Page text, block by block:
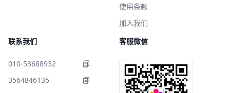
使用条款
加入我们
联系我们
010-53688932
3564846135
客服微信